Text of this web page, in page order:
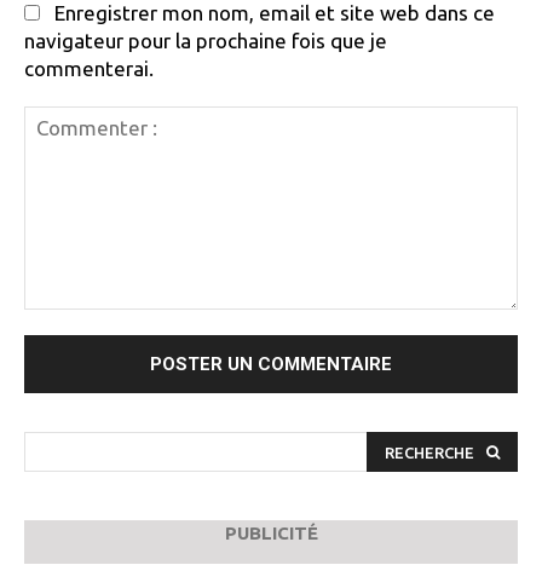
Enregistrer mon nom, email et site web dans ce
navigateur pour la prochaine fois que je
commenterai.
RECHERCHE
PUBLICITÉ